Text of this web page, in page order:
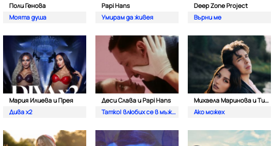
Поли Генова
Моята душа
Papi Hans
Умирам да живея
Deep Zone Project
Върни ме
Мария Илиева и Прея
Дива х2
Деси Слава и Papi Hans
Татко| влюбих се в мъжкар
Михаела Маринова и Тино
Ако можех